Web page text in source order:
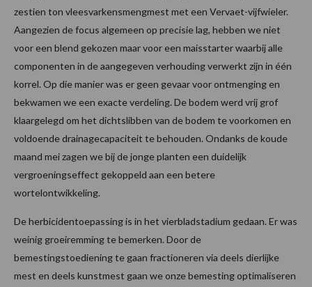
zestien ton vleesvarkensmengmest met een Vervaet-vijfwieler.
Aangezien de focus algemeen op precisie lag, hebben we niet
voor een blend gekozen maar voor een maisstarter waarbij alle
componenten in de aangegeven verhouding verwerkt zijn in één
korrel. Op die manier was er geen gevaar voor ontmenging en
bekwamen we een exacte verdeling. De bodem werd vrij grof
klaargelegd om het dichtslibben van de bodem te voorkomen en
voldoende drainagecapaciteit te behouden. Ondanks de koude
maand mei zagen we bij de jonge planten een duidelijk
vergroeningseffect gekoppeld aan een betere
wortelontwikkeling.
De herbicidentoepassing is in het vierbladstadium gedaan. Er was
weinig groeiremming te bemerken. Door de
bemestingstoediening te gaan fractioneren via deels dierlijke
mest en deels kunstmest gaan we onze bemesting optimaliseren